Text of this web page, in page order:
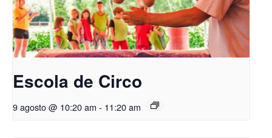
Escola de Circo
9 agosto @ 10:20 am - 11:20 am